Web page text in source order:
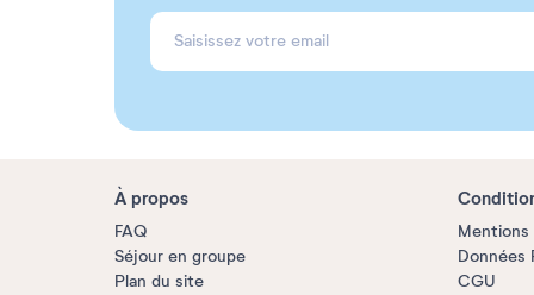
À propos
FAQ
Séjour en groupe
Plan du site
Mentions
Données
CGU